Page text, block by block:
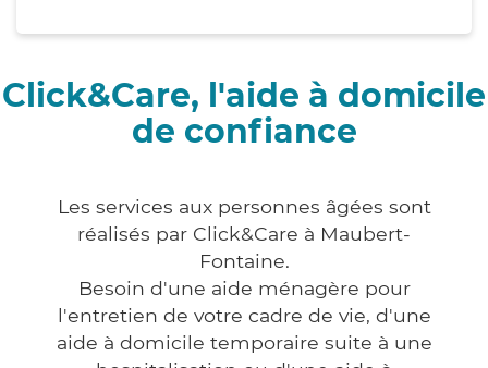
Click&Care, l'aide à domicile
de confiance
Les services aux personnes âgées sont
réalisés par Click&Care à Maubert-
Fontaine.
Besoin d'une aide ménagère pour
l'entretien de votre cadre de vie, d'une
aide à domicile temporaire suite à une